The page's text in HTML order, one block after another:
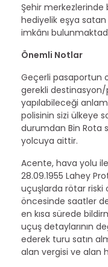
Şehir merkezlerinde
hediyelik eşya
imkânı
Önemli Notlar
Geçerli pasaportun
gerekli
yapılabileceği
polisinin sizi ülkeye
durumdan Bin Rota
yolcuya aittir.
Acente, hava yolu
28.09.1955 Lahey
uçuşlarda rötar
öncesinde saatler
en kısa sürede
uçuş detaylarının
ederek turu satın
alan vergisi ve alan